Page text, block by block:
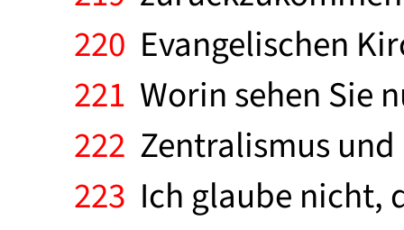
220 Evangelischen
221 Worin sehen Sie
222 Zentralismus
223 Ich glaube nicht,